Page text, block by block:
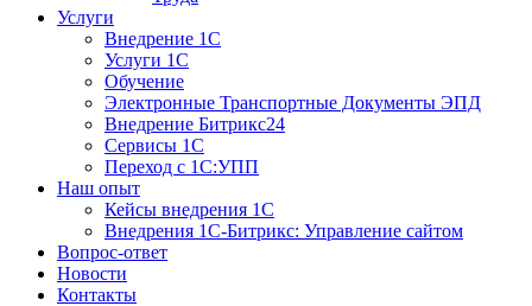
Услуги
Внедрение 1С
Услуги 1С
Обучение
Электронные Транспортные Документы ЭПД
Внедрение Битрикс24
Сервисы 1С
Переход с 1С:УПП
Наш опыт
Кейсы внедрения 1С
Внедрения 1С-Битрикс: Управление сайтом
Вопрос-ответ
Новости
Контакты